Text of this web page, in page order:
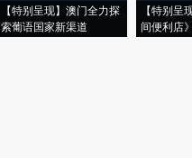
【特别呈现】澳门全力探
索葡语国家新渠道
【特别呈
间便利店